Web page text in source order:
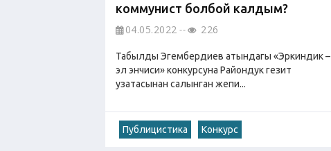
коммунист болбой калдым?
04.05.2022 226
Табылды Эгембердиев атындагы «Эркиндик –
эл энчиси» конкурсуна Райондук гезит
узатасынан салынган жепи...
Публицистика Конкурс